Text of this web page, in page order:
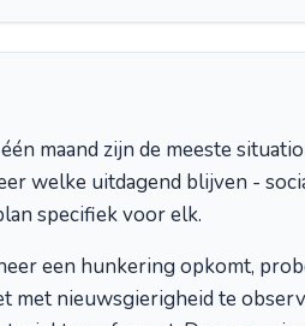
maand zijn de meeste
welke uitdagend blijven -
specifiek voor elk.
een hunkering opkomt,
met nieuwsgierigheid te